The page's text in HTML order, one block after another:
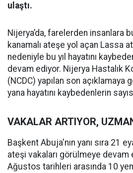
ulaştı.
Nijerya’da, farelerden insanlara
kanamalı ateşe yol açan Lassa
nedeniyle bu yıl hayatını
devam ediyor. Nijerya Hastalık
(NCDC) yapılan son açıklamaya
yana hayatını kaybedenlerin
VAKALAR ARTIYOR,
Başkent Abuja'nın yanı sıra 21
ateşi vakaları görülmeye devam
Ağustos tarihleri arasında 10